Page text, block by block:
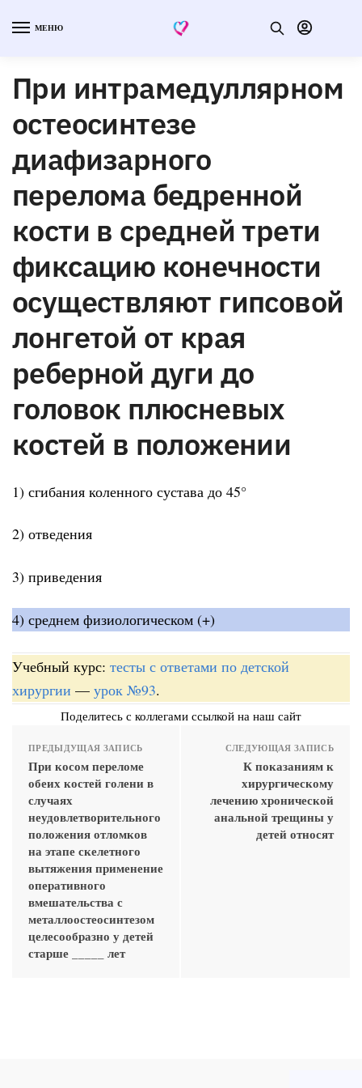
МЕНЮ
При интрамедуллярном
остеосинтезе
диафизарного
перелома бедренной
кости в средней трети
фиксацию конечности
осуществляют гипсовой
лонгетой от края
реберной дуги до
головок плюсневых
костей в положении
1) сгибания коленного сустава до 45°
2) отведения
3) приведения
4) среднем физиологическом (+)
Учебный курс: тесты с ответами по детской
хирургии — урок №93.
Поделитесь с коллегами ссылкой на наш сайт
ПРЕДЫДУЩАЯ ЗАПИСЬ
При косом переломе
обеих костей голени в
случаях
неудовлетворительного
положения отломков
на этапе скелетного
вытяжения применение
оперативного
вмешательства с
металлоостеосинтезом
целесообразно у детей
старше _____ лет
СЛЕДУЮЩАЯ ЗАПИСЬ
К показаниям к
хирургическому
лечению хронической
анальной трещины у
детей относят